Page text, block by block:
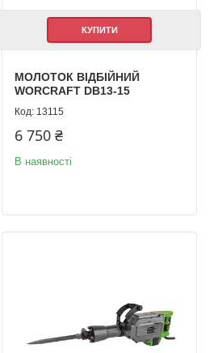
КУПИТИ
МОЛОТОК ВІДБІЙНИЙ
WORCRAFT DB13-15
13115
6 750 ₴
В наявності